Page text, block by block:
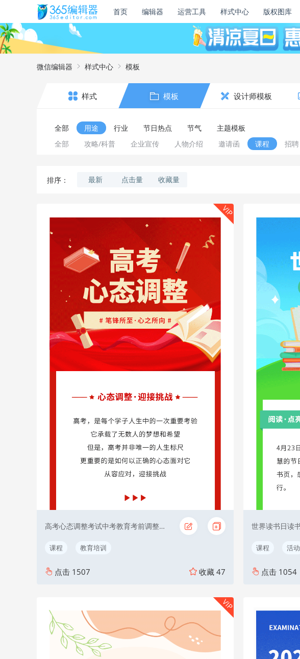
首页 编辑器 运营工具 样式中心 版权图库
微信编辑器 样式中心 模板
样式 模板 设计师模板
全部
用途
全部
攻略/科普 企业宣传 人物介绍 邀请函 课程 招聘
行业 节日热点 节气 主题模板
排序： 最新 点击量 收藏量
高考心态调整考试中考教育考前调整红色
课程 教育培训
点击 1507 收藏 47
VIP
课程 活动
点击 1054
VIP